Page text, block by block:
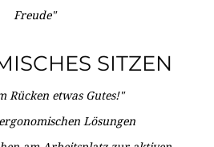
Freude"
SITZEN
Rücken etwas Gutes!"
Lösungen